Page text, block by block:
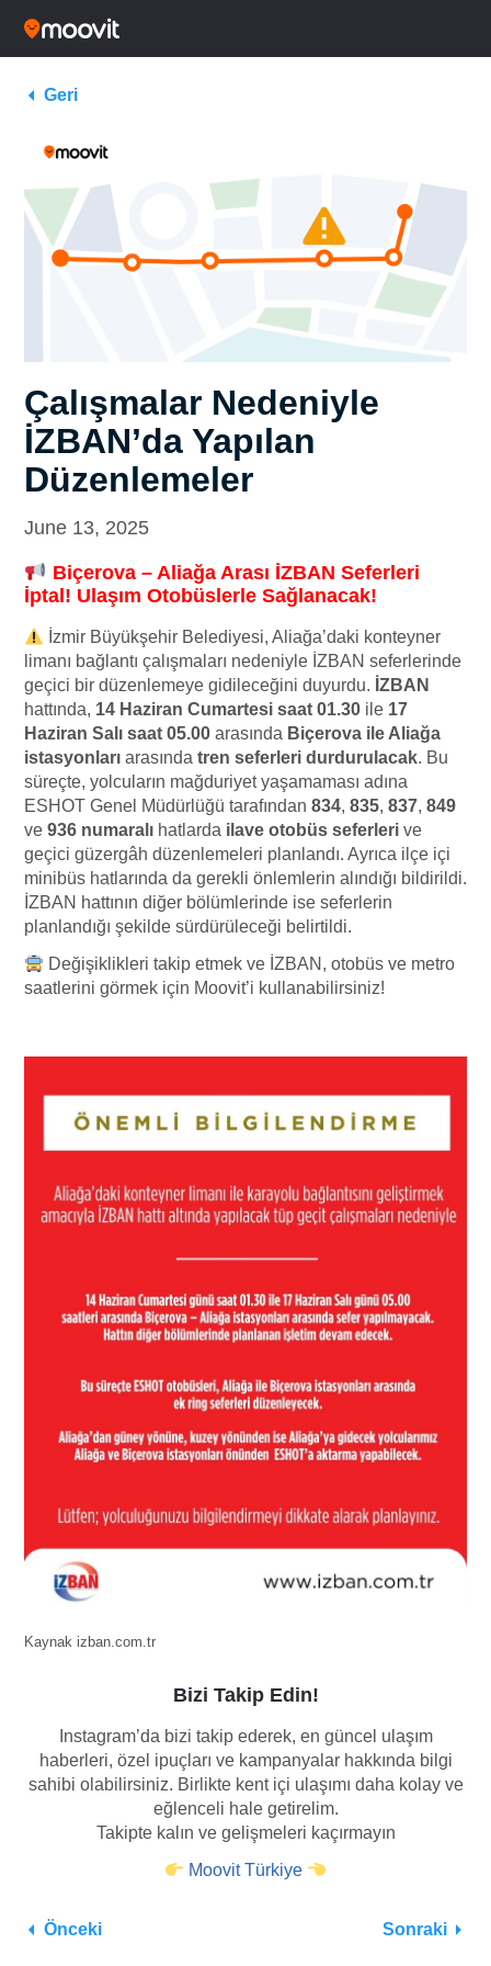
Geri
Çalışmalar Nedeniyle
İZBAN’da Yapılan
Düzenlemeler
June 13, 2025
Biçerova – Aliağa Arası İZBAN Seferleri
İptal! Ulaşım Otobüslerle Sağlanacak!
İzmir Büyükşehir Belediyesi, Aliağa’daki konteyner
limanı bağlantı çalışmaları nedeniyle İZBAN seferlerinde
geçici bir düzenlemeye gidileceğini duyurdu. İZBAN
hattında, 14 Haziran Cumartesi saat 01.30 ile 17
Haziran Salı saat 05.00 arasında Biçerova ile Aliağa
istasyonları arasında tren seferleri durdurulacak. Bu
süreçte, yolcuların mağduriyet yaşamaması adına
ESHOT Genel Müdürlüğü tarafından 834, 835, 837, 849
ve 936 numaralı hatlarda ilave otobüs seferleri ve
geçici güzergâh düzenlemeleri planlandı. Ayrıca ilçe içi
minibüs hatlarında da gerekli önlemlerin alındığı bildirildi.
İZBAN hattının diğer bölümlerinde ise seferlerin
planlandığı şekilde sürdürüleceği belirtildi.
Değişiklikleri takip etmek ve İZBAN, otobüs ve metro
saatlerini görmek için Moovit’i kullanabilirsiniz!
Kaynak izban.com.tr
Bizi Takip Edin!
Instagram’da bizi takip ederek, en güncel ulaşım
haberleri, özel ipuçları ve kampanyalar hakkında bilgi
sahibi olabilirsiniz. Birlikte kent içi ulaşımı daha kolay ve
eğlenceli hale getirelim.
Takipte kalın ve gelişmeleri kaçırmayın
Moovit Türkiye
Önceki Sonraki